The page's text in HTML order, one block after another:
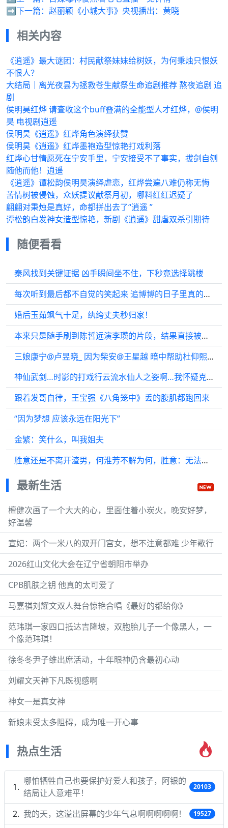
➡️下一篇： 赵丽颖《小城大事》央视播出：黄晓
相关内容
《逍遥》最大谜团：村民献祭妹妹给树妖，为何秉烛只恨妖
不恨人？
大结局｜离光夜昙为拯救苍生献祭生命追剧推荐 熬夜追剧 追
剧
侯明昊红烨 请查收这个buff叠满的全能型人才红烨，@侯明
昊 电视剧逍遥
侯明昊《逍遥》红烨角色演绎获赞
侯明昊《逍遥》红烨墨袍造型惊艳打戏利落
红烨心甘情愿死在宁安手里，宁安接受不了事实，拔剑自刎
随他而他！逍遥
《逍遥》谭松韵侯明昊演绎虐恋，红烨尝遍八难仍称无悔
苦情树被侵蚀，众妖提议献祭月初，哪料红红迟疑了
翩翩对秉烛是真好，命都拼出去了“逍遥 ”
谭松韵白发神女造型惊艳，新剧《逍遥》甜虐双杀引期待
随便看看
秦风找到关键证据 凶手瞬间坐不住，下秒竟选择跳楼
每次听到最后都不自觉的笑起来 追博博的日子里真的很幸福
婚后玉茹飒气十足，纨绔丈夫秒归家！
本来只是随手刷到陈哲远演李瓒的片段，结果直接被他的演技圈粉！
三娘康宁@卢昱晓_ 因为柴安@王星越 暗中帮助杜仰熙一事生气…
神仙武剑…时影的打戏行云流水仙人之姿啊…我怀疑克导绝对是看了的
跟着发哥自律，王宝强《八角笼中》丢的腹肌都跑回来
“因为梦想 应该永远在阳光下”
金繁：笑什么，叫我姐夫
胜意还是不离开渣男，何淮芳不解为何，胜意：无法生育
最新生活
檀健次画了一个大大的心，里面住着小炭火，晚安好梦，
好温馨
宣妃：两个一米八的双开门宫女，想不注意都难 少年歌行
2026红山文化大会在辽宁省朝阳市举办
CPB肌肤之钥 他真的太可爱了
马嘉祺刘耀文双人舞台惊艳合唱《最好的都给你》
范玮琪一家四口抵达吉隆坡，双胞胎儿子一个像黑人，一
个像范玮琪！
徐冬冬尹子维出席活动，十年眼神仍含最初心动
刘耀文天神下凡既视感啊
神女一是真女神
新娘未受太多阻碍，成为唯一开心事
热点生活
哪怕牺牲自己也要保护好爱人和孩子，阿银的
结局让人意难平！
20103
我的天，这溢出屏幕的少年气息啊啊啊啊啊！ 19527